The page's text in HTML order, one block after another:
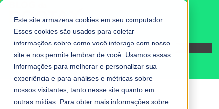
Este site armazena cookies em seu computador.
Esses cookies são usados para coletar
informações sobre como você interage com nosso
site e nos permite lembrar de você. Usamos essas
informações para melhorar e personalizar sua
experiência e para análises e métricas sobre
nossos visitantes, tanto nesse site quanto em
outras mídias. Para obter mais informações sobre
Fale conosco